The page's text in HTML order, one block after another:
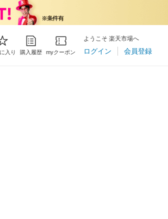
入り 購入履歴 myクーポン
ようこそ 楽天市場へ
ログイン 会員登録